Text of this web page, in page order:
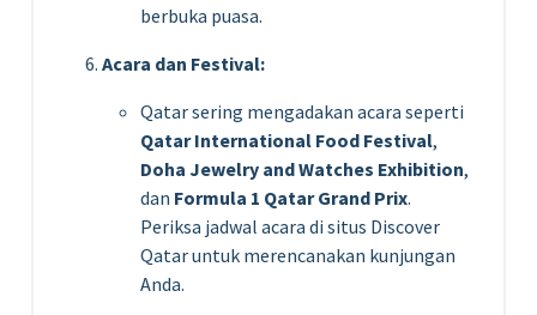
berbuka puasa.
Acara dan Festival:
Qatar sering mengadakan acara seperti
Qatar International Food Festival,
Doha Jewelry and Watches Exhibition,
dan Formula 1 Qatar Grand Prix.
Periksa jadwal acara di situs Discover
Qatar untuk merencanakan kunjungan
Anda.